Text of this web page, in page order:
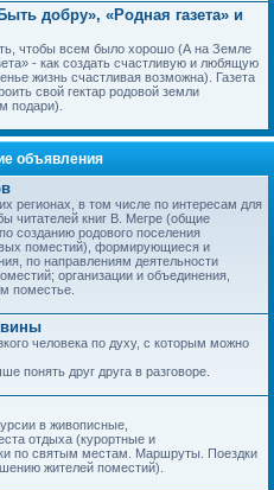
добру», «Родная газета» и
чтобы всем было хорошо (А на Земле
- как создать счастливую и любящую
жизнь счастливая возможна). Газета
свой гектар родовой земли
подари).
объявления
регионах, в том числе по интересам для
читателей книг В. Мегре (общие
созданию родового поселения
поместий), формирующиеся и
по направлениям деятельности
организации и объединения,
поместье.
человека по духу, с которым можно
понять друг друга в разговоре.
в живописные,
отдыха (курортные и
по святым местам. Маршруты. Поездки
жителей поместий).